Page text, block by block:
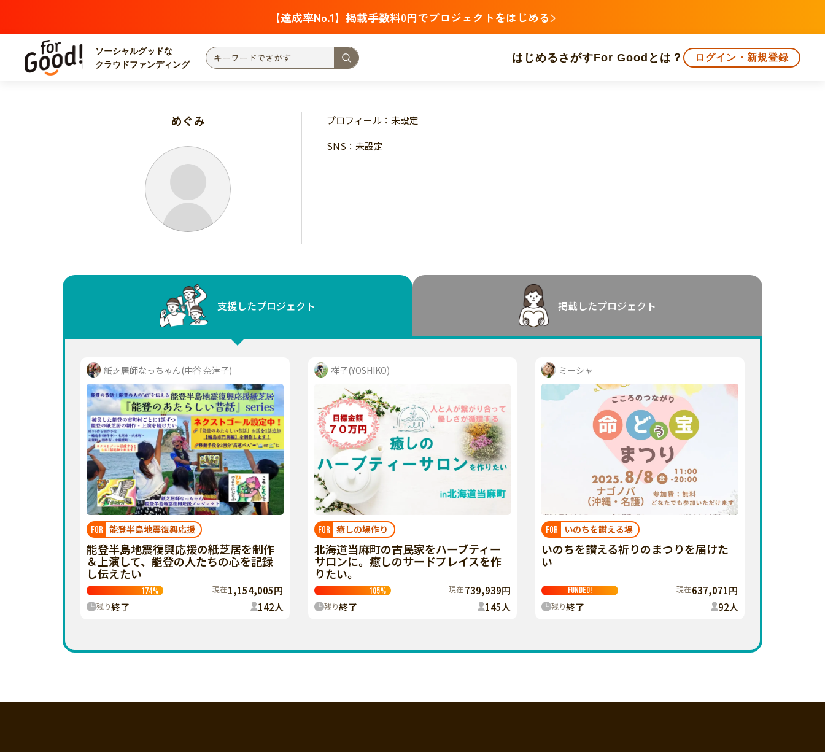
【達成率No.1】掲載手数料0円でプロジェクトをはじめる
ソーシャルグッドな
クラウドファンディング
はじめる さがすFor Goodとは？ ログイン・新規登録
支援金額が多い 支援人数が多い
国際協力 子ども・教育
災害
北海道・東北
関東
新潟
中国
四国
九州・沖縄 福岡 佐賀 長崎 熊本 大分 宮崎 鹿児島 沖縄
めぐみ
プロフィール：未設定
SNS：未設定
支援したプロジェクト 掲載したプロジェクト
紙芝居師なっちゃん(中谷 奈津子)
FOR 能登半島地震復興応援
能登半島地震復興応援の紙芝居を制作
＆上演して、能登の人たちの心を記録
し伝えたい
174% 現在1,154,005円
残り終了 142人
祥子(YOSHIKO)
FOR 癒しの場作り
北海道当麻町の古民家をハーブティー
サロンに。癒しのサードプレイスを作
りたい。
105% 現在739,939円
残り終了 145人
ミーシャ
FOR いのちを讃える場
いのちを讃える祈りのまつりを届けた
い
FUNDED! 現在637,071円
残り終了 92人